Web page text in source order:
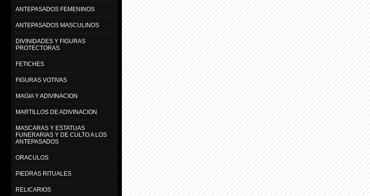
ANTEPASADOS FEMENINOS
ANTEPASADOS MASCULINOS
DIVINIDADES Y FIGURAS
PROTECTORAS
FETICHES
FIGURAS VOTIVAS
MAGIA Y ADIVINACION
MARTILLOS DE ADIVINACION
MASCARAS Y ESTATUAS
FUNERARIAS Y DE CULTO A LOS
ANTEPASADOS
ORACULOS
PIEDRAS RITUALES
RELICARIOS